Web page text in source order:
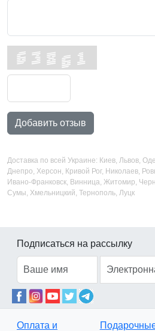
Добавить отзыв
Доставка по всей Украине: Киев, Львов,
Днепро, Херсон, Кривой Рог, Николаев,
Ивано-Франковск, Винница, Житомир,
Сумы, Хмельницкий, Тернополь, Луцк
Подписаться на рассылку
Оплата и